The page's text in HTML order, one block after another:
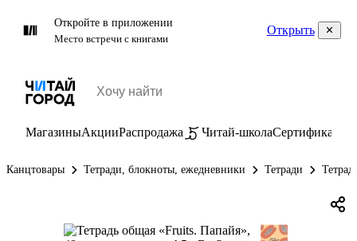
Откройте в приложении
Место встречи с книгами
Открыть
МагазиныАкцииРаспродажа Читай-школаСертификаты
Канцтовары Тетради, блокноты, ежедневники Тетради